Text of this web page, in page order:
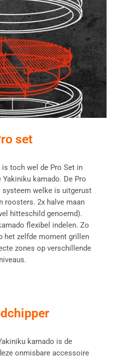
set
is toch wel de Pro Set in
kamado. De Pro
welke is uitgerust
roosters. 2x halve maan
hitteschild genoemd).
flexibel indelen. Zo
het zelfde moment grillen
zones op verschillende
niveaus.
kamado is de
onmisbare accessoire